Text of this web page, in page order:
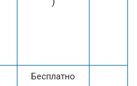
Бесплатно